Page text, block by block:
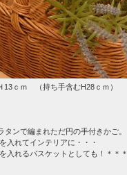
ｃｍ （持ち手含むH28ｃｍ）
編まれただ円の手付きかご。
インテリアに・・・
バスケットとしても！＊＊＊